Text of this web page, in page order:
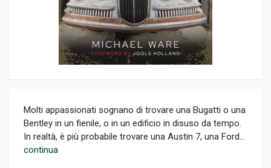
Molti appassionati sognano di trovare una Bugatti o una
Bentley in un fienile, o in un edificio in disuso da tempo.
In realtà, è più probabile trovare una Austin 7, una Ford...
continua